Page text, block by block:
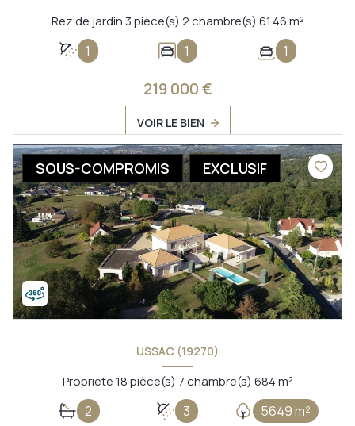
Rez de jardin 3 pièce(s) 2 chambre(s) 61.46 m²
1 1 1
219 000 €
VOIR LE BIEN
SOUS-COMPROMIS EXCLUSIF
USSAC (19270)
Propriete 18 pièce(s) 7 chambre(s) 684 m²
2 3 5649 m²